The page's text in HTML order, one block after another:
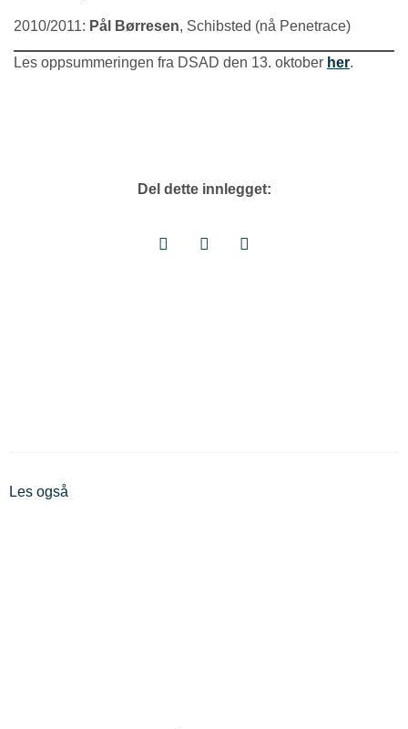
2010/2011: Pål Børresen, Schibsted (nå Penetrace)
Les oppsummeringen fra DSAD den 13. oktober her.
Del dette innlegget:
Les også